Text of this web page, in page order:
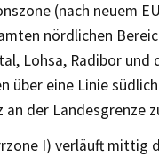
(nach neuem
nördlichen
Lohsa, Radibor und
über eine Linie
der Landesgrenze
I) verläuft mittig